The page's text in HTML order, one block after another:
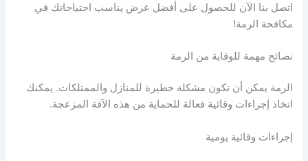
اتصل بنا الآن للحصول على أفضل عرض يناسب احتياجاتك في
مكافحة الرمة!
نصائح مهمة للوقاية من الرمة
الرمة يمكن أن تكون مشكلة خطيرة للمنازل والممتلكات. يمكنك
اتخاذ إجراءات وقائية فعالة للحماية من هذه الآفة المزعجة.
إجراءات وقائية يومية